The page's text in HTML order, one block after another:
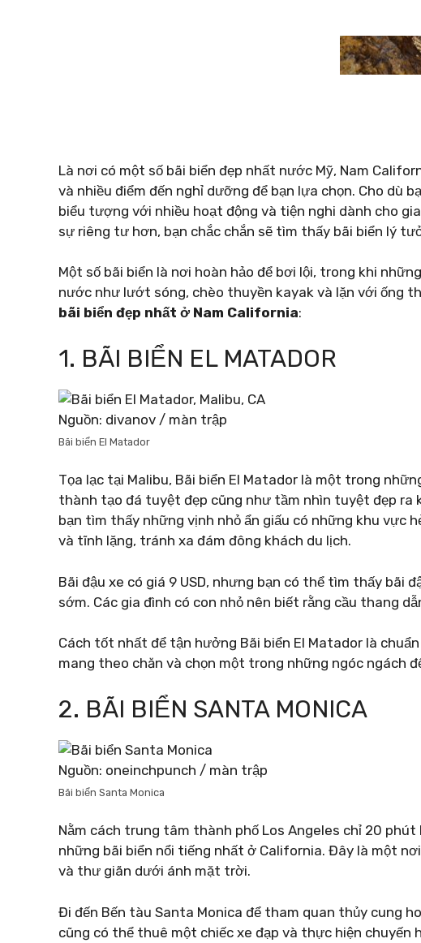
Là nơi có một số bãi biển đẹp nhất nước Mỹ, Nam
và nhiều điểm đến nghỉ dưỡng để bạn lựa chọn. Cho dù
biểu tượng với nhiều hoạt động và tiện nghi dành cho
sự riêng tư hơn, bạn chắc chắn sẽ tìm thấy bãi biển lý
Một số bãi biển là nơi hoàn hảo để bơi lội, trong khi
nước như lướt sóng, chèo thuyền kayak và lặn với ống
bãi biển đẹp nhất ở Nam California:
1. BÃI BIỂN EL MATADOR
Nguồn: divanov / màn trập
Bãi biển El Matador
Tọa lạc tại Malibu, Bãi biển El Matador là một trong
thành tạo đá tuyệt đẹp cũng như tầm nhìn tuyệt đẹp ra
bạn tìm thấy những vịnh nhỏ ẩn giấu có những khu vực
và tĩnh lặng, tránh xa đám đông khách du lịch.
Bãi đậu xe có giá 9 USD, nhưng bạn có thể tìm thấy bãi
sớm. Các gia đình có con nhỏ nên biết rằng cầu thang
Cách tốt nhất để tận hưởng Bãi biển El Matador là
mang theo chăn và chọn một trong những ngóc ngách
2. BÃI BIỂN SANTA MONICA
Nguồn: oneinchpunch / màn trập
Bãi biển Santa Monica
Nằm cách trung tâm thành phố Los Angeles chỉ 20
những bãi biển nổi tiếng nhất ở California. Đây là một
và thư giãn dưới ánh mặt trời.
Đi đến Bến tàu Santa Monica để tham quan thủy cung
cũng có thể thuê một chiếc xe đạp và thực hiện chuyến